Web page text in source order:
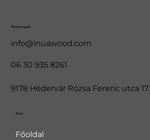
Elérhetőségeink
info@inuawood.com
06 30 935 8261
9178 Hédervár Rózsa Ferenc utca 17.
Menü
Főoldal